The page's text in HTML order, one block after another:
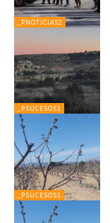
_PNOTICIAS2
_PSUCESOS1
_PSUCESOS1